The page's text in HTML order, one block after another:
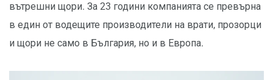
вътрешни щори. За 23 години компанията се превърна
в един от водещите производители на врати, прозорци
и щори не само в България, но и в Европа.